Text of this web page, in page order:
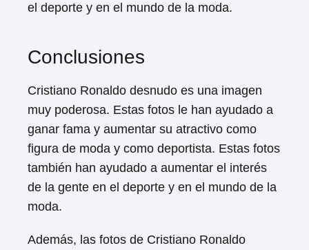
el deporte y en el mundo de la moda.
Conclusiones
Cristiano Ronaldo desnudo es una imagen
muy poderosa. Estas fotos le han ayudado a
ganar fama y aumentar su atractivo como
figura de moda y como deportista. Estas fotos
también han ayudado a aumentar el interés
de la gente en el deporte y en el mundo de la
moda.
Además, las fotos de Cristiano Ronaldo